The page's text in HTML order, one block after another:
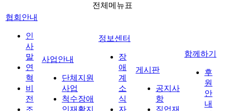
전체메뉴표
협회안내
인
사
말
연
혁
비
전
조
사업안내
단체지원
사업
척수장애
인재활지
정보센터
장
애
계
소
식
자
게시판
공지사
항
직업재
함께하기
후
원
안
내